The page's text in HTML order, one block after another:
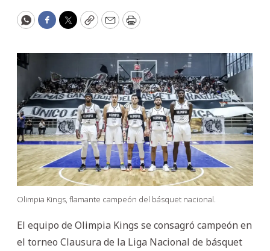
WhatsApp
Facebook
Twitter
CopyEmailPrint
Olimpia Kings, flamante campeón del básquet nacional.
El equipo de Olimpia Kings se consagró campeón en
el torneo Clausura de la Liga Nacional de básquet